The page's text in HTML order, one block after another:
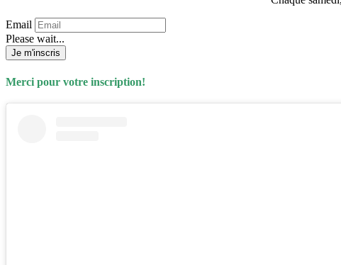
Email
Please wait...
Je m'inscris
Merci pour votre inscription!